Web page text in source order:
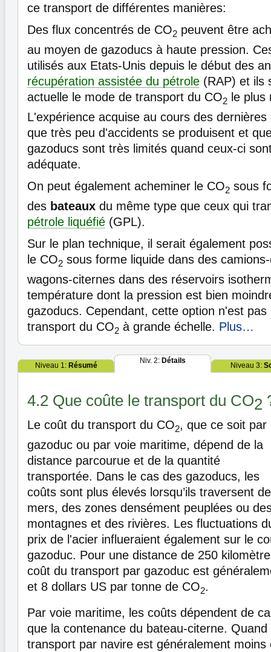
ce transport de différentes manières:
Des flux concentrés de CO2 peuvent être
au moyen de gazoducs à haute pression.
utilisés aux Etats-Unis depuis le début des
récupération assistée du pétrole (RAP) et ils
actuelle le mode de transport du CO2 le plus
L'expérience acquise au cours des
que très peu d'accidents se produisent et
gazoducs sont très limités quand ceux-ci
adéquate.
On peut également acheminer le CO2 sous
des bateaux du même type que ceux qui
pétrole liquéfié (GPL).
Sur le plan technique, il serait également
le CO2 sous forme liquide dans des
wagons-citernes dans des réservoirs
température dont la pression est bien
gazoducs. Cependant, cette option n'est
transport du CO2 à grande échelle. Plus…
Niveau 1: Résumé
Niv. 2: Détails
Niveau 3:
4.2 Que coûte le transport du CO2
Le coût du transport du CO2, que ce soit par
gazoduc ou par voie maritime, dépend de la
distance parcourue et de la quantité
transportée. Dans le cas des gazoducs, les
coûts sont plus élevés lorsqu’ils traversent
mers, des zones densément peuplées ou
montagnes et des rivières. Les fluctuations
prix de l'acier influeraient également sur le
gazoduc. Pour une distance de 250
coût du transport par gazoduc est
et 8 dollars US par tonne de CO2.
Par voie maritime, les coûts dépendent de
que la contenance du bateau-citerne.
transport par navire est généralement moins